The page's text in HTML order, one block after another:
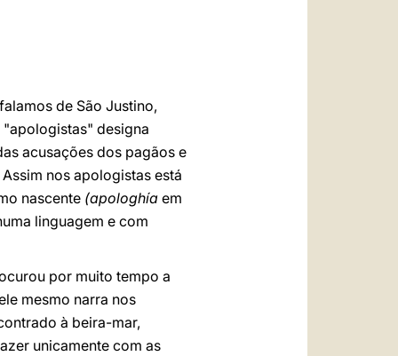
de São Justino,
designa
acusações dos pagãos e
nos apologistas está
nascente (apologhía em
linguagem e com
por muito tempo a
mesmo narra nos
à beira-mar,
unicamente com as